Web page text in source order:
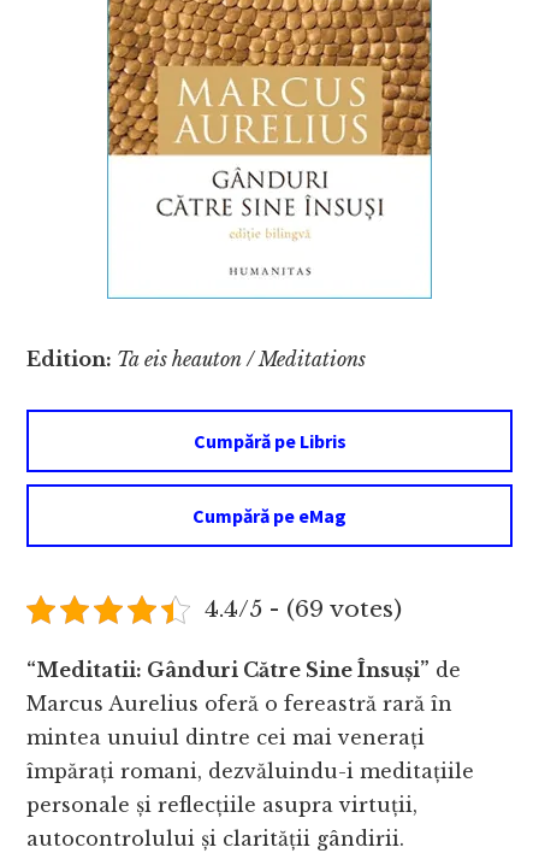
Edition: Ta eis heauton / Meditations
Cumpără pe Libris
Cumpără pe eMag
4.4/5 - (69 votes)
“Meditatii: Gânduri Către Sine Însuși” de
Marcus Aurelius oferă o fereastră rară în
mintea unuiul dintre cei mai venerați
împărați romani, dezvăluindu-i meditațiile
personale și reflecțiile asupra virtuții,
autocontrolului și clarității gândirii.